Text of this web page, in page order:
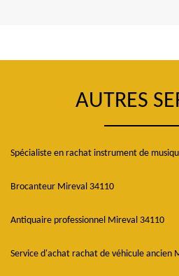
AUTRES
Spécialiste en rachat instrument de
Brocanteur Mireval 34110
Antiquaire professionnel Mireval 34110
Service d'achat rachat de véhicule ancien